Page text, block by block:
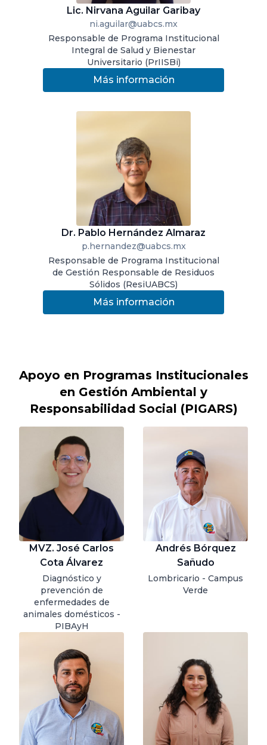
Lic. Nirvana Aguilar Garibay
ni.aguilar@uabcs.mx
Responsable de Programa Institucional
Integral de Salud y Bienestar
Universitario (PrIISBi)
Más información
Dr. Pablo Hernández Almaraz
p.hernandez@uabcs.mx
Responsable de Programa Institucional
de Gestión Responsable de Residuos
Sólidos (ResiUABCS)
Más información
Apoyo en Programas Institucionales
en Gestión Ambiental y
Responsabilidad Social (PIGARS)
MVZ. José Carlos
Cota Álvarez
Diagnóstico y
prevención de
enfermedades de
animales domésticos -
PIBAyH
Andrés Bórquez
Sañudo
Lombricario - Campus
Verde